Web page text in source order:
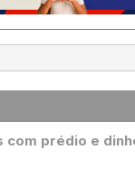
com prédio e